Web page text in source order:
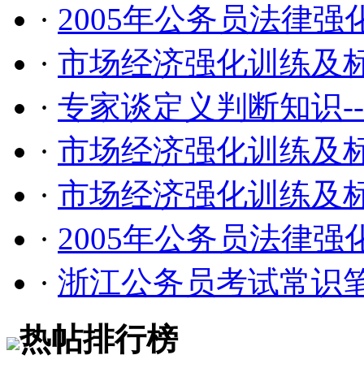
· 2005年公务员法律强
· 市场经济强化训练及
· 专家谈定义判断知识
· 市场经济强化训练及
· 市场经济强化训练及
· 2005年公务员法律强
· 浙江公务员考试常识
热帖排行榜